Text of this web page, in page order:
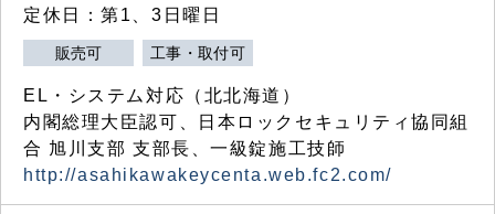
定休日：第1、3日曜日
販売可 工事・取付可
EL・システム対応（北北海道）
内閣総理大臣認可、日本ロックセキュリティ協同組
合 旭川支部 支部長、一級錠施工技師
http://asahikawakeycenta.web.fc2.com/